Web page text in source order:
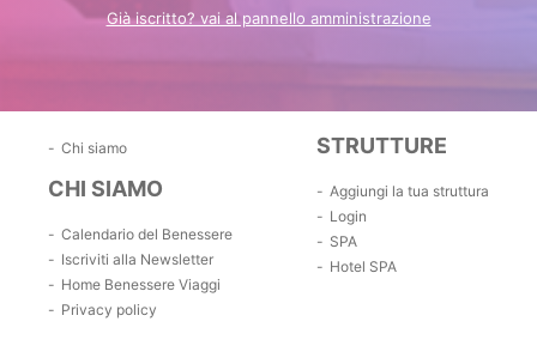
Già iscritto? vai al pannello amministrazione
Chi siamo
CHI SIAMO
Calendario del Benessere
Iscriviti alla Newsletter
Home Benessere Viaggi
Privacy policy
STRUTTURE
Aggiungi la tua struttura
Login
SPA
Hotel SPA